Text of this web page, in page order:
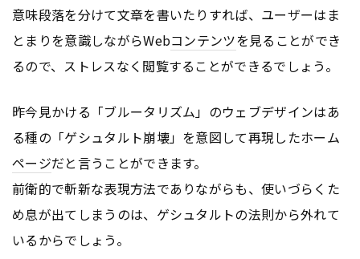
意味段落を分けて文章を書いたりすれば、ユーザーはま
とまりを意識しながらWebコンテンツを見ることができ
るので、ストレスなく閲覧することができるでしょう。
昨今見かける「ブルータリズム」のウェブデザインはあ
る種の「ゲシュタルト崩壊」を意図して再現したホーム
ページだと言うことができます。
前衛的で斬新な表現方法でありながらも、使いづらくた
め息が出てしまうのは、ゲシュタルトの法則から外れて
いるからでしょう。